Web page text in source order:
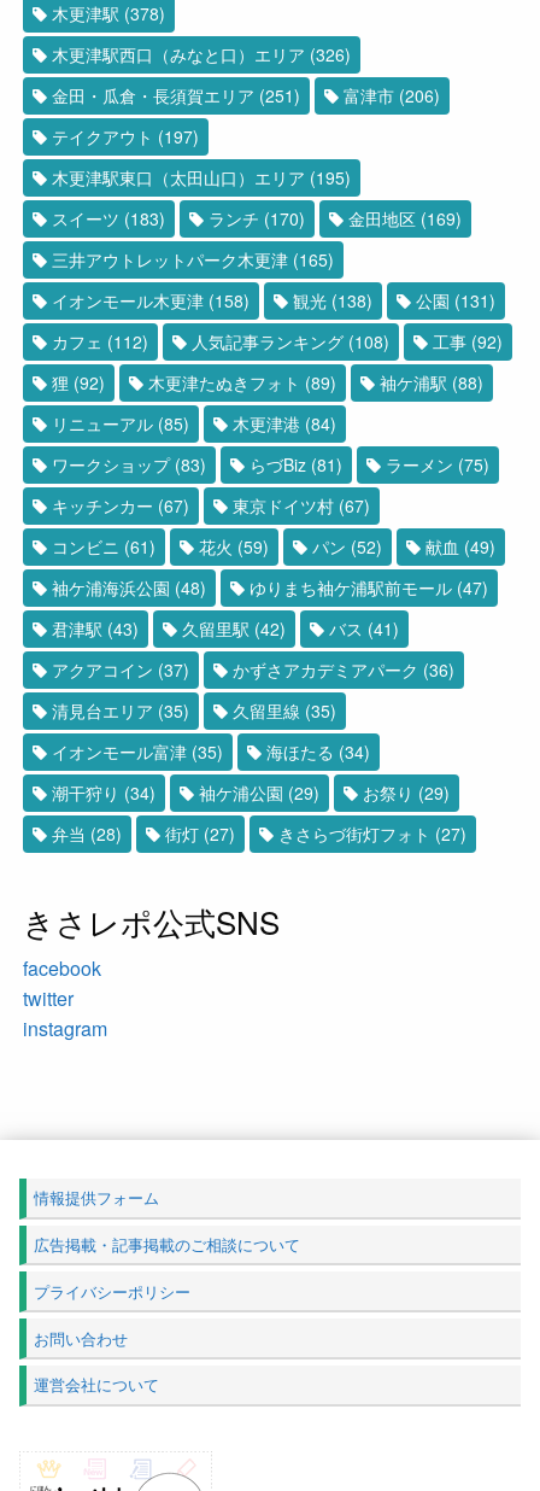
木更津駅 (378)
木更津駅西口（みなと口）エリア (326)
金田・瓜倉・長須賀エリア (251) 富津市 (206)
テイクアウト (197)
木更津駅東口（太田山口）エリア (195)
スイーツ (183) ランチ (170) 金田地区 (169)
三井アウトレットパーク木更津 (165)
イオンモール木更津 (158) 観光 (138) 公園 (131)
カフェ (112) 人気記事ランキング (108) 工事 (92)
狸 (92) 木更津たぬきフォト (89) 袖ケ浦駅 (88)
リニューアル (85) 木更津港 (84)
ワークショップ(83) らづBiz (81) ラーメン (75)
キッチンカー (67) 東京ドイツ村 (67)
コンビニ (61) 花火 (59) パン (52) 献血 (49)
袖ケ浦海浜公園 (48) ゆりまち袖ケ浦駅前モール (47)
君津駅 (43) 久留里駅 (42) バス (41)
アクアコイン (37) かずさアカデミアパーク (36)
清見台エリア (35) 久留里線 (35)
イオンモール富津 (35) 海ほたる (34)
潮干狩り (34) 袖ケ浦公園 (29) お祭り (29)
弁当 (28) 街灯 (27) きさらづ街灯フォト (27)
きさレポ公式SNS
facebook
twitter
instagram
情報提供フォーム
広告掲載・記事掲載のご相談について
プライバシーポリシー
お問い合わせ
運営会社について